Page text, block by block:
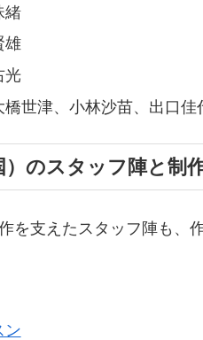
緒
雄
光
世津、小林沙苗、出口佳
のスタッフ陣と制
を支えたスタッフ陣も、
ン